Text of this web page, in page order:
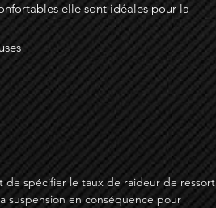
elle sont idéales pour la
de spécifier le taux de raideur de ressort
suspension en conséquence pour